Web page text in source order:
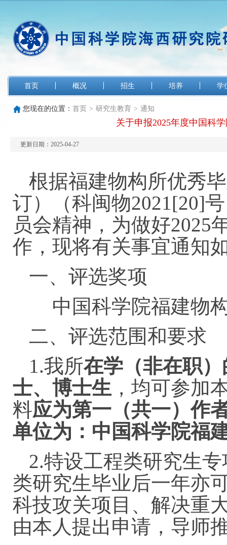
首页 概况 招生 培养 学
您现在的位置： 首页 > 研究生教育 > 通知
关于申报2025年度中国科
更新日期：2025-04-27
根据福建物构所优秀
订）（科闽物2021[20]
员会精神，为做好2025
作，现将有关事宜通知
一、评选奖项
中国科学院福建物构
二、评选范围和要求
1.我所在学（非在职）
士、博士生 ，均可参加
料应为第一 （共一）作
单位为：中国科学院福
2.特设工程类研究生
类研究生毕业后一年亦
科技攻关项目、解决重
由本人提出申请，导师